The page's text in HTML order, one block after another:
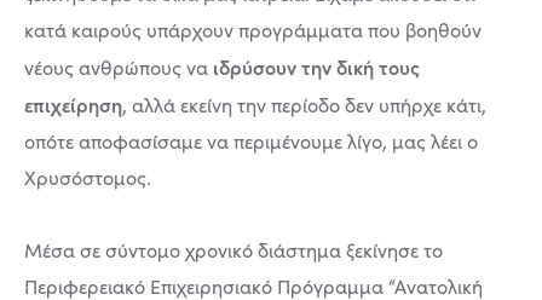
κατά καιρούς υπάρχουν προγράμματα που βοηθούν
νέους ανθρώπους να ιδρύσουν την δική τους
επιχείρηση, αλλά εκείνη την περίοδο δεν υπήρχε κάτι,
οπότε αποφασίσαμε να περιμένουμε λίγο, μας λέει ο
Χρυσόστομος.
Μέσα σε σύντομο χρονικό διάστημα ξεκίνησε το
Περιφερειακό Επιχειρησιακό Πρόγραμμα “Ανατολική